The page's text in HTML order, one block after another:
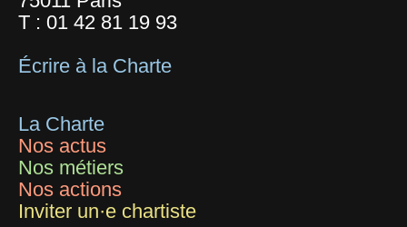
T : 01 42 81 19 93
Écrire à la Charte
La Charte
Nos actus
Nos métiers
Nos actions
Inviter un·e chartiste